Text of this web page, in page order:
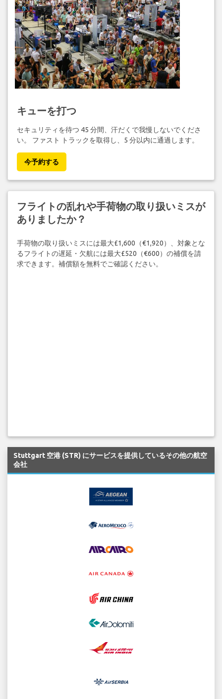
キューを打つ
セキュリティを待つ 45 分間、汗だくで我慢しないでくださ
い。 ファスト トラックを取得し、5 分以内に通過します。
今予約する
フライトの乱れや手荷物の取り扱いミスが
ありましたか？
手荷物の取り扱いミスには最大£1,600（€1,920）、対象とな
るフライトの遅延・欠航には最大£520（€600）の補償を請
求できます。補償額を無料でご確認ください。
Stuttgart 空港 (STR) にサービスを提供しているその他の航空
会社